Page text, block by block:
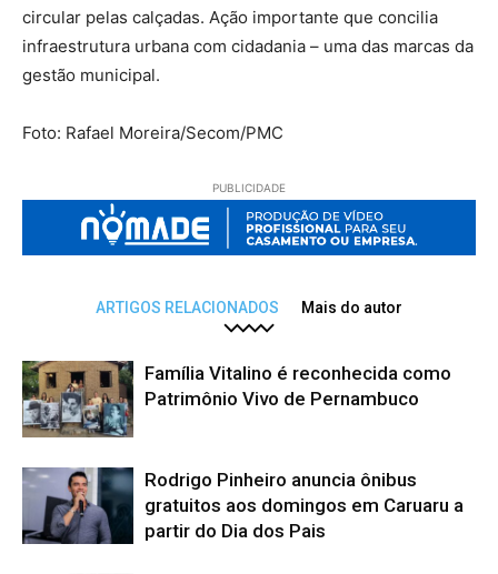
circular pelas calçadas. Ação importante que concilia
infraestrutura urbana com cidadania – uma das marcas da
gestão municipal.
Foto: Rafael Moreira/Secom/PMC
PUBLICIDADE
ARTIGOS RELACIONADOS Mais do autor
Família Vitalino é reconhecida como
Patrimônio Vivo de Pernambuco
Rodrigo Pinheiro anuncia ônibus
gratuitos aos domingos em Caruaru a
partir do Dia dos Pais